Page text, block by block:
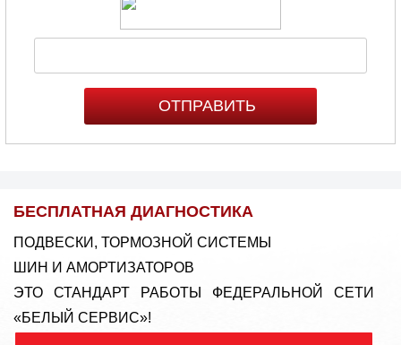
БЕСПЛАТНАЯ ДИАГНОСТИКА
ПОДВЕСКИ, ТОРМОЗНОЙ СИСТЕМЫ
ШИН И АМОРТИЗАТОРОВ
ЭТО СТАНДАРТ РАБОТЫ ФЕДЕРАЛЬНОЙ СЕТИ
«БЕЛЫЙ СЕРВИС»!